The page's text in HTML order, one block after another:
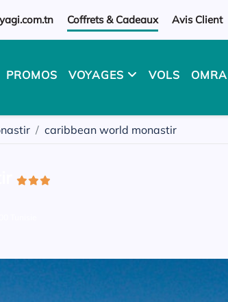
Coffrets & Cadeaux Avis Client
PROMOS VOYAGES VOLS OMRA
caribbean world monastir